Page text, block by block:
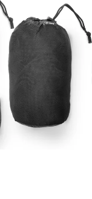
Vahvistettu ostaja